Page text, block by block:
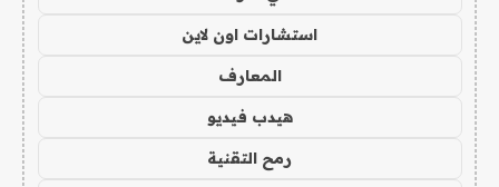
استشارات اون لاين
المعارف
هيدب فيديو
رمح التقنية